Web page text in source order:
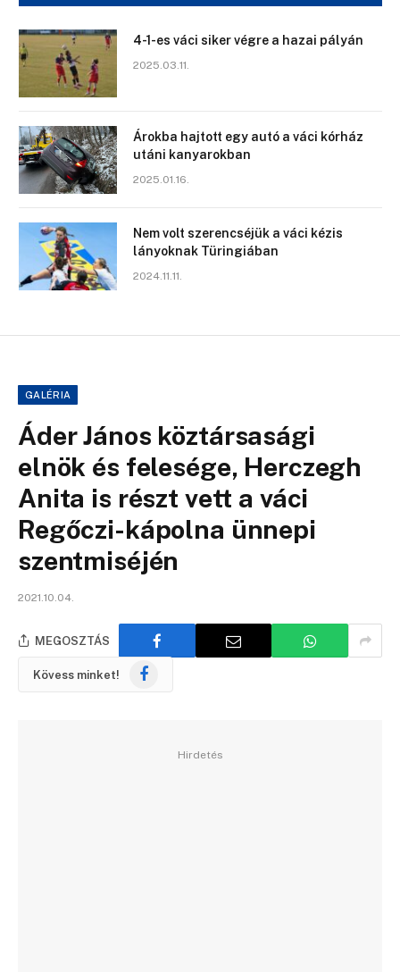
4-1-es váci siker végre a hazai pályán
2025.03.11.
Árokba hajtott egy autó a váci kórház
utáni kanyarokban
2025.01.16.
Nem volt szerencséjük a váci kézis
lányoknak Türingiában
2024.11.11.
GALÉRIA
Áder János köztársasági
elnök és felesége, Herczegh
Anita is részt vett a váci
Regőczi-kápolna ünnepi
szentmiséjén
2021.10.04.
MEGOSZTÁS
Kövess minket! Facebook
Hirdetés